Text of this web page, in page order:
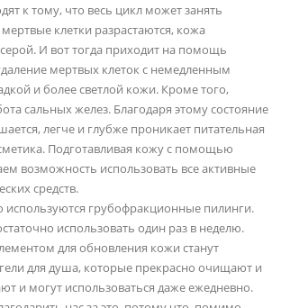
к тому, что весь цикл может занять
клетки разрастаются, кожа
И вот тогда приходит на помощь
мертвых клеток с немедленным
и более светлой кожи. Кроме того,
сальных желез. Благодаря этому состояние
легче и глубже проникает питательная
Подготавливая кожу с помощью
возможность использовать все активные
средств.
используются грубофракционные пилинги.
использовать один раз в неделю.
для обновления кожи станут
для душа, которые прекрасно очищают и
и могут использоваться даже ежедневно.